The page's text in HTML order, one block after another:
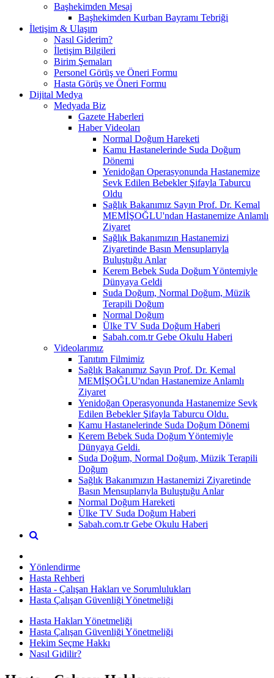
Başhekimden Mesaj
Başhekimden Kurban Bayramı Tebriği
İletişim & Ulaşım
Nasıl Giderim?
İletişim Bilgileri
Birim Şemaları
Personel Görüş ve Öneri Formu
Hasta Görüş ve Öneri Formu
Dijital Medya
Medyada Biz
Gazete Haberleri
Haber Videoları
Normal Doğum Hareketi
Kamu Hastanelerinde Suda Doğum
Dönemi
Yenidoğan Operasyonunda Hastanemize
Sevk Edilen Bebekler Şifayla Taburcu
Oldu
Sağlık Bakanımız Sayın Prof. Dr. Kemal
MEMİŞOĞLU'ndan Hastanemize Anlamlı
Ziyaret
Sağlık Bakanımızın Hastanemizi
Ziyaretinde Basın Mensuplarıyla
Buluştuğu Anlar
Kerem Bebek Suda Doğum Yöntemiyle
Dünyaya Geldi
Suda Doğum, Normal Doğum, Müzik
Terapili Doğum
Normal Doğum
Ülke TV Suda Doğum Haberi
Sabah.com.tr Gebe Okulu Haberi
Videolarımız
Tanıtım Filmimiz
Sağlık Bakanımız Sayın Prof. Dr. Kemal
MEMİŞOĞLU'ndan Hastanemize Anlamlı
Ziyaret
Yenidoğan Operasyonunda Hastanemize Sevk
Edilen Bebekler Şifayla Taburcu Oldu.
Kamu Hastanelerinde Suda Doğum Dönemi
Kerem Bebek Suda Doğum Yöntemiyle
Dünyaya Geldi.
Suda Doğum, Normal Doğum, Müzik Terapili
Doğum
Sağlık Bakanımızın Hastanemizi Ziyaretinde
Basın Mensuplarıyla Buluştuğu Anlar
Normal Doğum Hareketi
Ülke TV Suda Doğum Haberi
Sabah.com.tr Gebe Okulu Haberi
Yönlendirme
Hasta Rehberi
Hasta - Çalışan Hakları ve Sorumlulukları
Hasta Çalışan Güvenliği Yönetmeliği
Hasta Hakları Yönetmeliği
Hasta Çalışan Güvenliği Yönetmeliği
Hekim Seçme Hakkı
Nasıl Gidilir?